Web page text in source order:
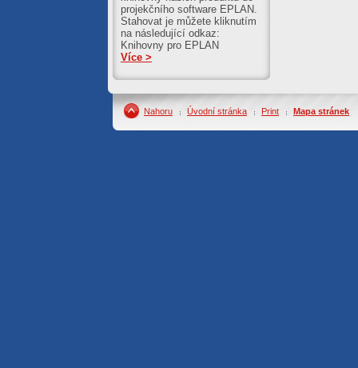
projekčního software EPLAN.
Stahovat je můžete kliknutím
na následující odkaz:
Knihovny pro EPLAN
Více >
Nahoru Úvodní stránka Print Mapa stránek